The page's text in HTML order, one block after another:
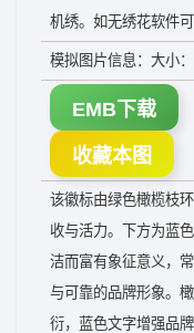
机绣。如无绣花软件
模拟图片信息：大小
EMB下载
收藏本图
该徽标由绿色橄榄枝
收与活力。下方为蓝
洁而富有象征意义，
与可靠的品牌形象。
衍，蓝色文字增强品牌